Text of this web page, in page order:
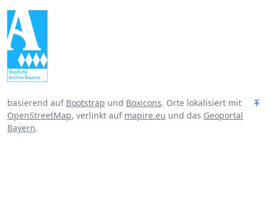
basierend auf Bootstrap und Boxicons. Orte lokalisiert mit
OpenStreetMap, verlinkt auf mapire.eu und das Geoportal
Bayern.